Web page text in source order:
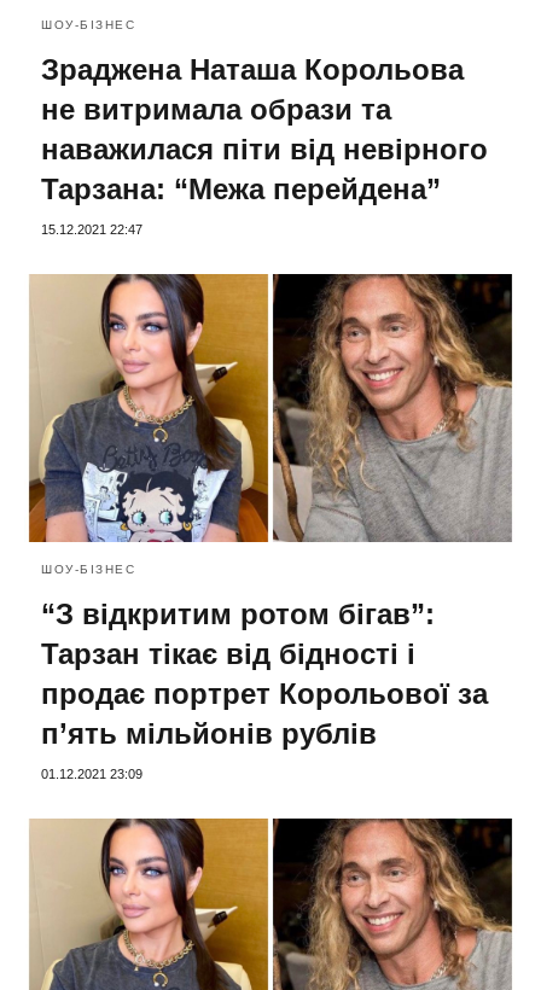
ШОУ-БІЗНЕС
Зраджена Наташа Корольова
не витримала образи та
наважилася піти від невірного
Тарзана: “Межа перейдена”
15.12.2021 22:47
ШОУ-БІЗНЕС
“З відкритим ротом бігав”:
Тарзан тікає від бідності і
продає портрет Корольової за
п’ять мільйонів рублів
01.12.2021 23:09